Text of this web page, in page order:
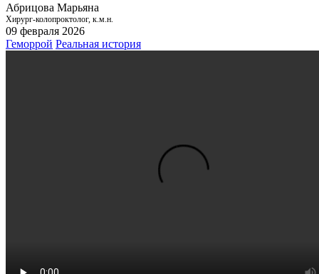
Абрицова Марьяна
Хирург-колопроктолог, к.м.н.
09 февраля 2026
Геморрой Реальная история